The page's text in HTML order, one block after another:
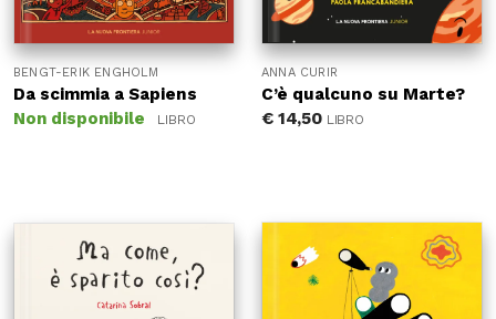
BENGT-ERIK ENGHOLM
Da scimmia a Sapiens
Non disponibile
LIBRO
ANNA CURIR
C’è qualcuno su Marte?
€14,50 LIBRO